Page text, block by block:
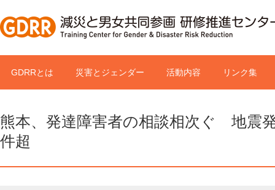
GDRRとは 災害とジェンダー 活動内容 リンク集
熊本、発達障害者の相談相次ぐ 地震
件超